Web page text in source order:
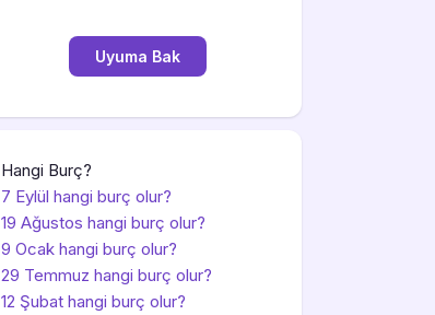
Hangi Burç?
7 Eylül hangi burç olur?
19 Ağustos hangi burç olur?
9 Ocak hangi burç olur?
29 Temmuz hangi burç olur?
12 Şubat hangi burç olur?